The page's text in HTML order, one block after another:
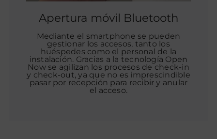
Apertura móvil Bluetooth
Mediante el smartphone se pueden
gestionar los accesos, tanto los
huéspedes como el personal de la
instalación. Gracias a la tecnología Open
Now se agilizan los procesos de check-in
y check-out, ya que no es imprescindible
pasar por recepción para recibir y anular
el acceso.